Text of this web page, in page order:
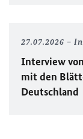
27.07.2026
Interview
mit den
Deutschland